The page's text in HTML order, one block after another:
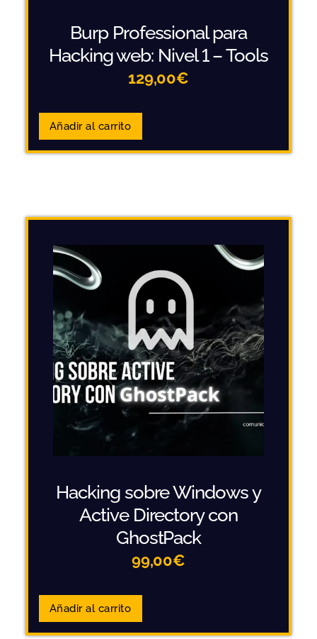
Burp Professional para
Hacking web: Nivel 1 – Tools
129,00€
Añadir al carrito
Hacking sobre Windows y
Active Directory con
GhostPack
99,00€
Añadir al carrito